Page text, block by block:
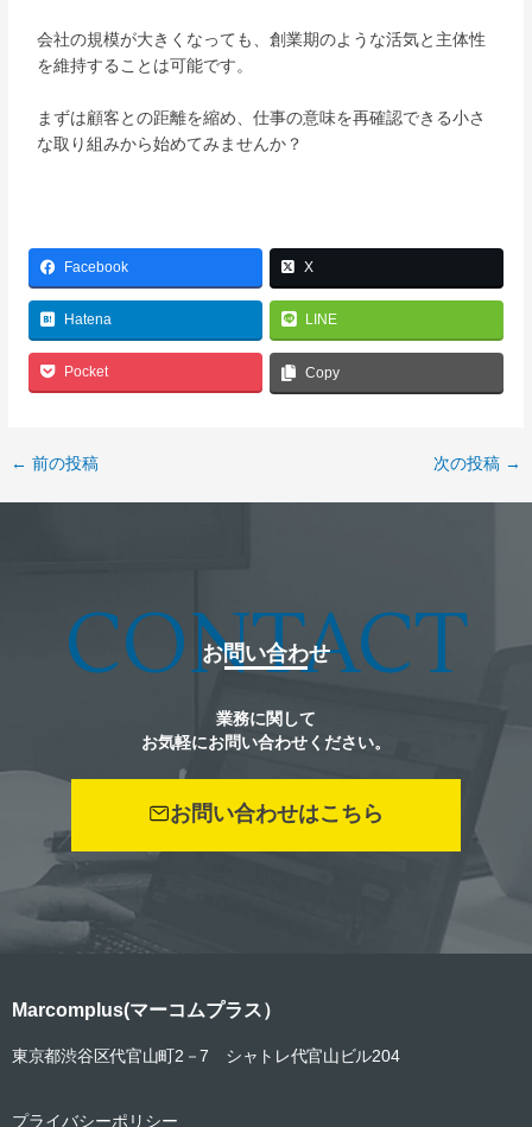
会社の規模が大きくなっても、創業期のような活気と主体性
を維持することは可能です。
まずは顧客との距離を縮め、仕事の意味を再確認できる小さ
な取り組みから始めてみませんか？
Facebook X
Hatena LINE
Pocket Copy
← 前の投稿 次の投稿 →
CONTACT
お問い合わせ
業務に関して
お気軽にお問い合わせください。
お問い合わせはこちら
Marcomplus(マーコムプラス）
東京都渋谷区代官山町2 －7 シャトレ代官山ビル204
プライバシーポリシー